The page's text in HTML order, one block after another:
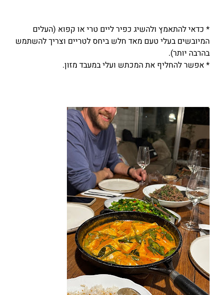
* כדאי להתאמץ ולהשיג כפיר ליים טרי או קפוא (העלים
המיובשים בעלי טעם מאד חלש ביחס לטריים וצריך להשתמש
בהרבה יותר).
* אפשר להחליף את המכתש ועלי במעבד מזון.